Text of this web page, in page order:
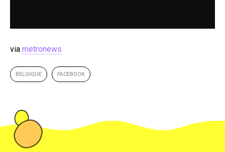
via metronews
BELGIQUE FACEBOOK